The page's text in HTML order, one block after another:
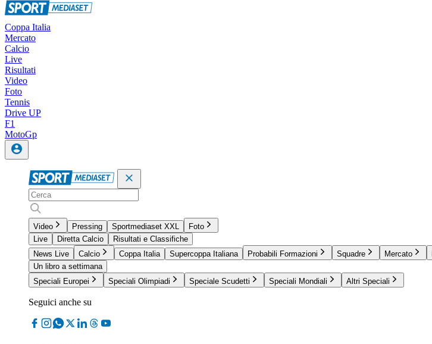
Coppa Italia
Mercato
Calcio
Live
Risultati
Video
Foto
Tennis
Drive UP
F1
MotoGp
Video Pressing Sportmediaset XXL
Foto
Live
Diretta Calcio
Risultati e Classifiche
News Live
Calcio Coppa Italia Supercoppa Italiana Probabili Formazioni Squadre Mercato
Un libro a settimana
Speciali Europei
Speciali Olimpiadi Speciale Scudetti Speciali Mondiali Altri Speciali
Seguici anche su